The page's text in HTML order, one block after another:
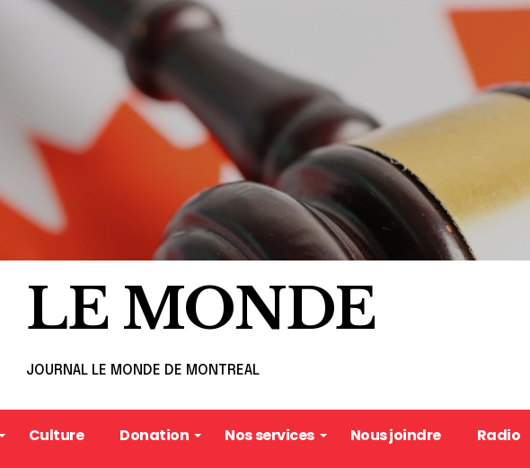
LE MONDE
JOURNAL LE MONDE DE MONTREAL
Culture Donation Nos services Nous joindre Radio